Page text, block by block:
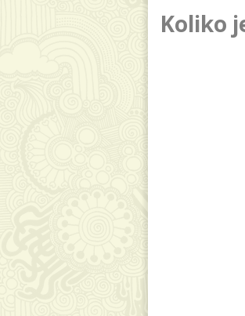
Koliko